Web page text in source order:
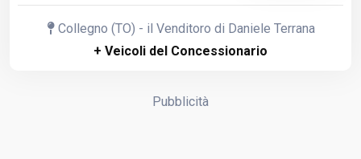
Collegno (TO) - il Venditoro di Daniele Terrana
+ Veicoli del Concessionario
Pubblicità